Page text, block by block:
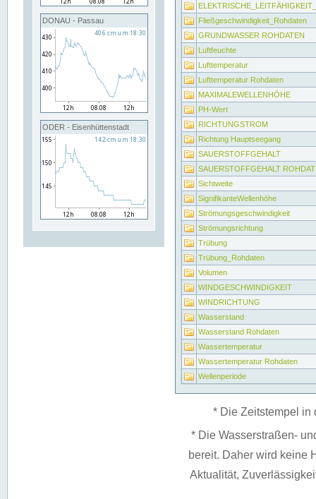
DONAU - Passau
ODER - Eisenhüttenstadt
Fließgeschwindigkeit_Rohdaten
GRUNDWASSER ROHDATEN
Luftfeuchte
Lufttemperatur
Lufttemperatur Rohdaten
MAXIMALEWELLENHÖHE
PH-Wert
RICHTUNGSTROM
Richtung Hauptseegang
SAUERSTOFFGEHALT
SAUERSTOFFGEHALT
Sichtweite
SignifikanteWellenhöhe
Strömungsgeschwindigkeit
Strömungsrichtung
Trübung
Trübung_Rohdaten
Volumen
WINDGESCHWINDIGKEIT
WINDRICHTUNG
Wasserstand
Wasserstand Rohdaten
Wassertemperatur
Wassertemperatur Rohdaten
Wellenperiode
* Die Zeitstempel in
* Die Wasserstraßen-
bereit. Daher wird keine
Aktualität,